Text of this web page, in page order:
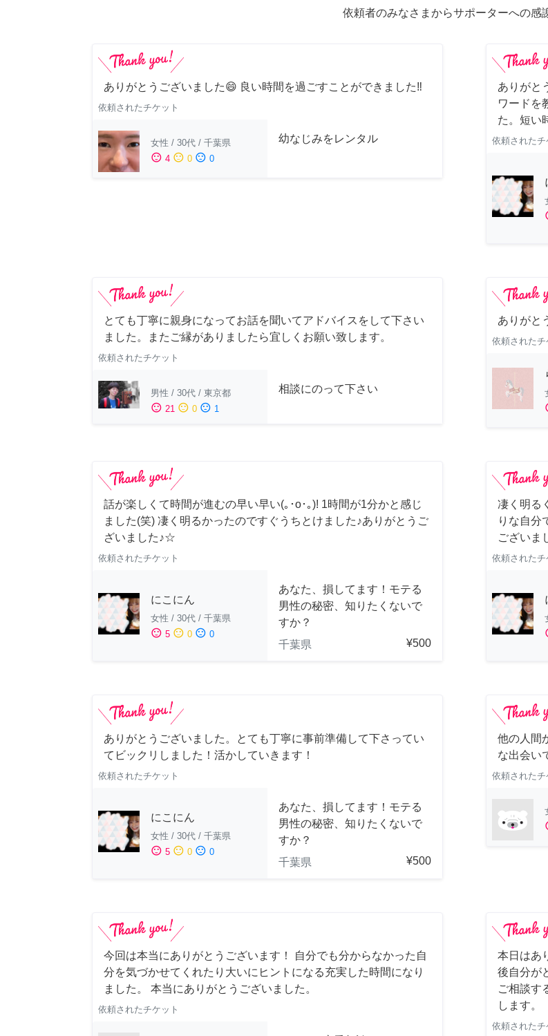
依頼者のみなさまからサポーターへの感
ありがとうございました😄 良い時間を過ごすことができました‼️
依頼されたチケット
女性 / 30代 / 千葉県
sentiment_satisfied 4 sentiment_neutral 0 sentiment_dissatisfied 0
幼なじみをレンタル
ありがと
ワードを
た。短い
依頼されたチ
とても丁寧に親身になってお話を聞いてアドバイスをして下さい
ました。またご縁がありましたら宜しくお願い致します。
依頼されたチケット
男性 / 30代 / 東京都
sentiment_satisfied 21 sentiment_neutral 0 sentiment_dissatisfied 1
相談にのって下さい
ありがと
依頼されたチ
話が楽しくて時間が進むの早い早い(｡･о･｡)! 1時間が1分かと感じ
ました(笑) 凄く明るかったのですぐうちとけました♪ありがとうご
ざいました♪☆
依頼されたチケット
にこにん
女性 / 30代 / 千葉県
sentiment_satisfied 5 sentiment_neutral 0 sentiment_dissatisfied 0
あなた、損してます！モテる
男性の秘密、知りたくないで
すか？
千葉県
¥500
凄く明る
りな自分
ございま
依頼されたチ
ありがとうございました。とても丁寧に事前準備して下さってい
てビックリしました！活かしていきます！
依頼されたチケット
にこにん
女性 / 30代 / 千葉県
sentiment_satisfied 5 sentiment_neutral 0 sentiment_dissatisfied 0
あなた、損してます！モテる
男性の秘密、知りたくないで
すか？
千葉県
¥500
他の人間
な出会い
依頼されたチ
今回は本当にありがとうございます！ 自分でも分からなかった自
分を気づかせてくれたり大いにヒントになる充実した時間になり
ました。 本当にありがとうございました。
依頼されたチケット
本日はあ
後自分が
ご相談す
します。
依頼されたチ